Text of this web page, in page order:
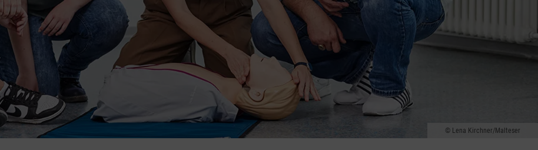
Lena Kirchner/Malteser